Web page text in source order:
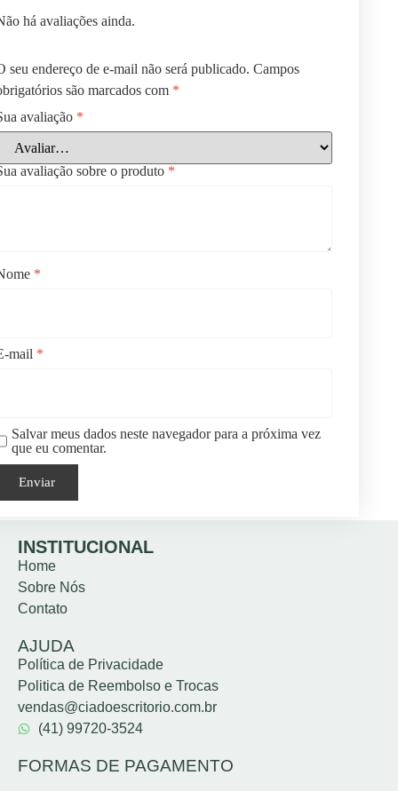
há avaliações ainda.
seu endereço de e-mail não será publicado. Campos
são marcados com *
avaliação *
avaliação sobre o produto *
*
mail *
Salvar meus dados neste navegador para a próxima vez
que eu comentar.
INSTITUCIONAL
Home
Sobre Nós
Contato
AJUDA
Política de Privacidade
Politica de Reembolso e Trocas
vendas@ciadoescritorio.com.br
(41) 99720-3524
FORMAS DE PAGAMENTO